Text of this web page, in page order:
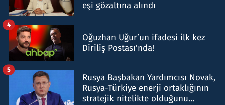
eşi gözaltına alındı
Oğuzhan Uğur’un ifadesi ilk kez
Diriliş Postası'nda!
4
Rusya Başbakan Yardımcısı Novak,
Rusya-Türkiye enerji ortaklığının
stratejik nitelikte olduğunu
5